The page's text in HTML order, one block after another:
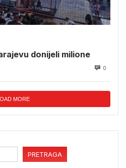
donijeli milione
0
MORE
PRETRAGA